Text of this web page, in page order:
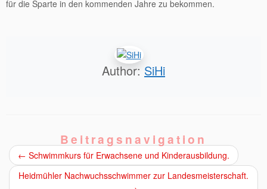
für die Sparte in den kommenden Jahre zu bekommen.
Author: SiHi
Beitragsnavigation
← Schwimmkurs für Erwachsene und Kinderausbildung.
Heidmühler Nachwuchsschwimmer zur Landesmeisterschaft.